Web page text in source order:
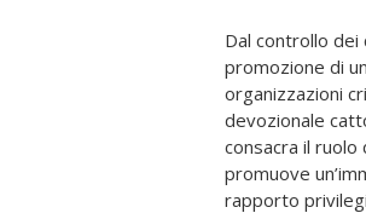
Dal controllo dei
promozione di
organizzazioni
devozionale
consacra il
promuove
rapporto
l’assassinio di
Chiesa cattolica
risemantizzazione
con la formazione
al centro del
comparazione
pratiche religiose